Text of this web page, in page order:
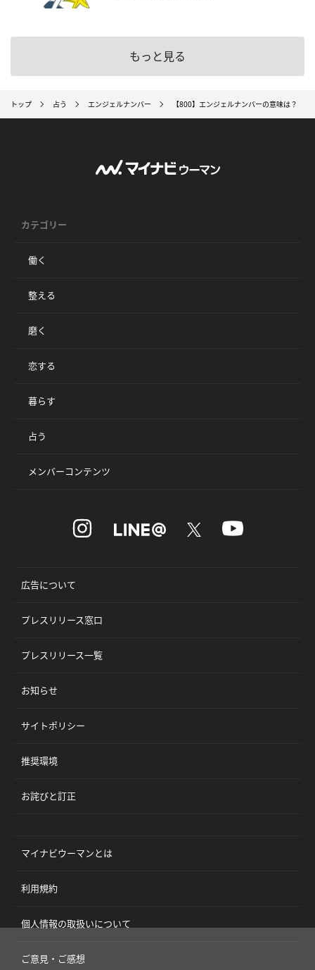
もっと見る
トップ 占う エンジェルナンバー 【800】エンジェルナンバーの意味は？ ～
カテゴリー
働く
整える
磨く
恋する
暮らす
占う
メンバーコンテンツ
広告について
プレスリリース窓口
プレスリリース一覧
お知らせ
サイトポリシー
推奨環境
お詫びと訂正
マイナビウーマンとは
利用規約
個人情報の取扱いについて
ご意見・ご感想